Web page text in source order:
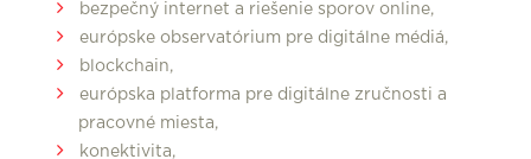
bezpečný internet a riešenie sporov online,
európske observatórium pre digitálne médiá,
blockchain,
európska platforma pre digitálne zručnosti a
pracovné miesta,
konektivita,